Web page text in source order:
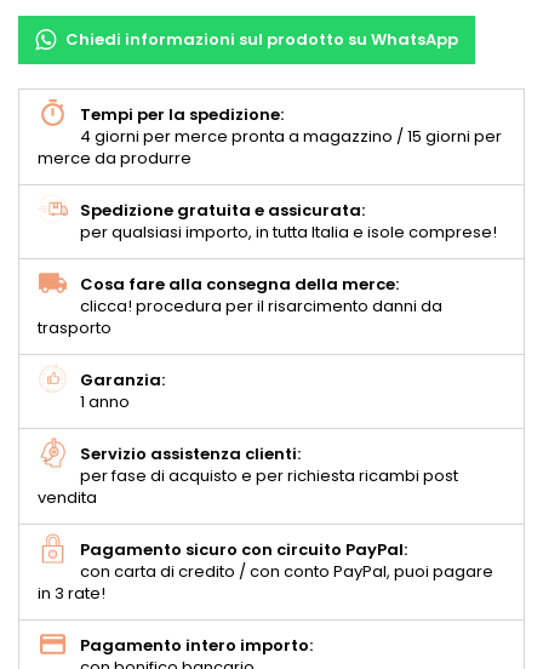
Chiedi informazioni sul prodotto su WhatsApp
Tempi per la spedizione:
4 giorni per merce pronta a magazzino / 15 giorni per
merce da produrre
Spedizione gratuita e assicurata:
per qualsiasi importo, in tutta Italia e isole comprese!
Cosa fare alla consegna della merce:
clicca! procedura per il risarcimento danni da
trasporto
Garanzia:
1 anno
Servizio assistenza clienti:
per fase di acquisto e per richiesta ricambi post
vendita
Pagamento sicuro con circuito PayPal:
con carta di credito / con conto PayPal, puoi pagare
in 3 rate!
Pagamento intero importo: